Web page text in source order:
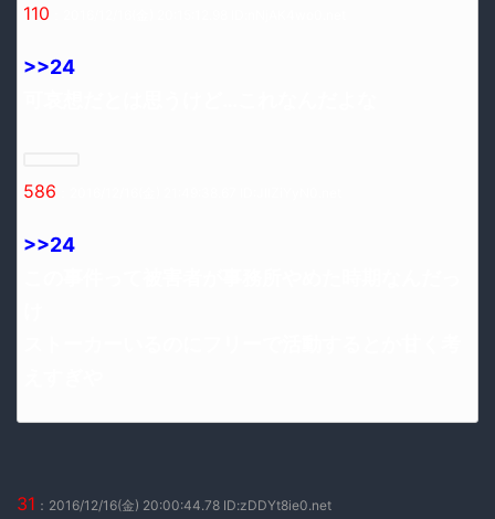
110
>>24
586
>>24
31 ：2016/12/16(金) 20:00:44.78 ID:zDDYt8ie0.net